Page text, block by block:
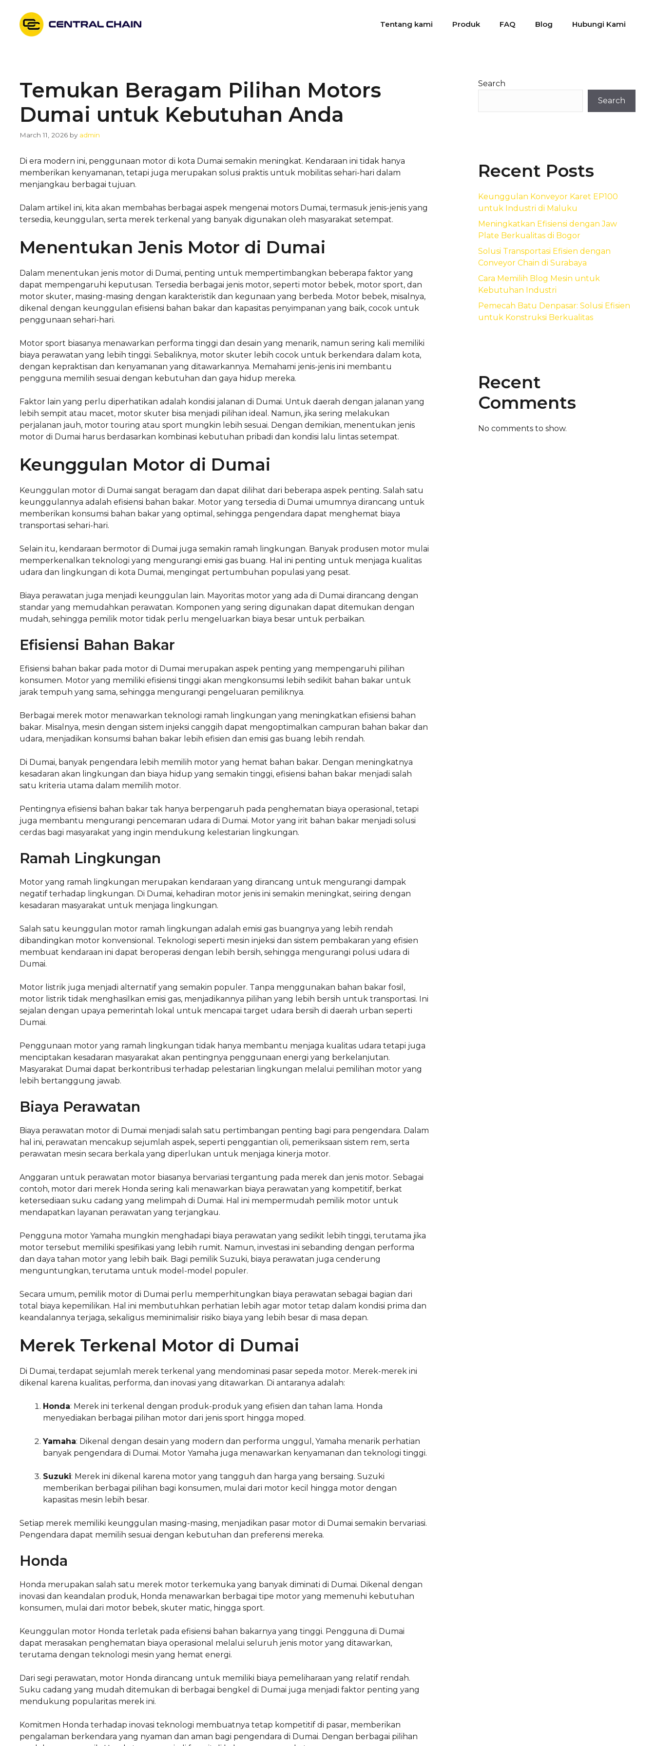
content
Tentang kami Produk FAQ Blog Hubungi Kami
Temukan Beragam Pilihan Motors
Dumai untuk Kebutuhan Anda
March 11, 2026 by admin
Di era modern ini, penggunaan motor di kota Dumai semakin meningkat. Kendaraan ini tidak hanya
memberikan kenyamanan, tetapi juga merupakan solusi praktis untuk mobilitas sehari-hari dalam
menjangkau berbagai tujuan.
Dalam artikel ini, kita akan membahas berbagai aspek mengenai motors Dumai, termasuk jenis-jenis yang
tersedia, keunggulan, serta merek terkenal yang banyak digunakan oleh masyarakat setempat.
Menentukan Jenis Motor di Dumai
Dalam menentukan jenis motor di Dumai, penting untuk mempertimbangkan beberapa faktor yang
dapat mempengaruhi keputusan. Tersedia berbagai jenis motor, seperti motor bebek, motor sport, dan
motor skuter, masing-masing dengan karakteristik dan kegunaan yang berbeda. Motor bebek, misalnya,
dikenal dengan keunggulan efisiensi bahan bakar dan kapasitas penyimpanan yang baik, cocok untuk
penggunaan sehari-hari.
Motor sport biasanya menawarkan performa tinggi dan desain yang menarik, namun sering kali memiliki
biaya perawatan yang lebih tinggi. Sebaliknya, motor skuter lebih cocok untuk berkendara dalam kota,
dengan kepraktisan dan kenyamanan yang ditawarkannya. Memahami jenis-jenis ini membantu
pengguna memilih sesuai dengan kebutuhan dan gaya hidup mereka.
Faktor lain yang perlu diperhatikan adalah kondisi jalanan di Dumai. Untuk daerah dengan jalanan yang
lebih sempit atau macet, motor skuter bisa menjadi pilihan ideal. Namun, jika sering melakukan
perjalanan jauh, motor touring atau sport mungkin lebih sesuai. Dengan demikian, menentukan jenis
motor di Dumai harus berdasarkan kombinasi kebutuhan pribadi dan kondisi lalu lintas setempat.
Keunggulan Motor di Dumai
Keunggulan motor di Dumai sangat beragam dan dapat dilihat dari beberapa aspek penting. Salah satu
keunggulannya adalah efisiensi bahan bakar. Motor yang tersedia di Dumai umumnya dirancang untuk
memberikan konsumsi bahan bakar yang optimal, sehingga pengendara dapat menghemat biaya
transportasi sehari-hari.
Selain itu, kendaraan bermotor di Dumai juga semakin ramah lingkungan. Banyak produsen motor mulai
memperkenalkan teknologi yang mengurangi emisi gas buang. Hal ini penting untuk menjaga kualitas
udara dan lingkungan di kota Dumai, mengingat pertumbuhan populasi yang pesat.
Biaya perawatan juga menjadi keunggulan lain. Mayoritas motor yang ada di Dumai dirancang dengan
standar yang memudahkan perawatan. Komponen yang sering digunakan dapat ditemukan dengan
mudah, sehingga pemilik motor tidak perlu mengeluarkan biaya besar untuk perbaikan.
Efisiensi Bahan Bakar
Efisiensi bahan bakar pada motor di Dumai merupakan aspek penting yang mempengaruhi pilihan
konsumen. Motor yang memiliki efisiensi tinggi akan mengkonsumsi lebih sedikit bahan bakar untuk
jarak tempuh yang sama, sehingga mengurangi pengeluaran pemiliknya.
Berbagai merek motor menawarkan teknologi ramah lingkungan yang meningkatkan efisiensi bahan
bakar. Misalnya, mesin dengan sistem injeksi canggih dapat mengoptimalkan campuran bahan bakar dan
udara, menjadikan konsumsi bahan bakar lebih efisien dan emisi gas buang lebih rendah.
Di Dumai, banyak pengendara lebih memilih motor yang hemat bahan bakar. Dengan meningkatnya
kesadaran akan lingkungan dan biaya hidup yang semakin tinggi, efisiensi bahan bakar menjadi salah
satu kriteria utama dalam memilih motor.
Pentingnya efisiensi bahan bakar tak hanya berpengaruh pada penghematan biaya operasional, tetapi
juga membantu mengurangi pencemaran udara di Dumai. Motor yang irit bahan bakar menjadi solusi
cerdas bagi masyarakat yang ingin mendukung kelestarian lingkungan.
Ramah Lingkungan
Motor yang ramah lingkungan merupakan kendaraan yang dirancang untuk mengurangi dampak
negatif terhadap lingkungan. Di Dumai, kehadiran motor jenis ini semakin meningkat, seiring dengan
kesadaran masyarakat untuk menjaga lingkungan.
Salah satu keunggulan motor ramah lingkungan adalah emisi gas buangnya yang lebih rendah
dibandingkan motor konvensional. Teknologi seperti mesin injeksi dan sistem pembakaran yang efisien
membuat kendaraan ini dapat beroperasi dengan lebih bersih, sehingga mengurangi polusi udara di
Dumai.
Motor listrik juga menjadi alternatif yang semakin populer. Tanpa menggunakan bahan bakar fosil,
motor listrik tidak menghasilkan emisi gas, menjadikannya pilihan yang lebih bersih untuk transportasi. Ini
sejalan dengan upaya pemerintah lokal untuk mencapai target udara bersih di daerah urban seperti
Dumai.
Penggunaan motor yang ramah lingkungan tidak hanya membantu menjaga kualitas udara tetapi juga
menciptakan kesadaran masyarakat akan pentingnya penggunaan energi yang berkelanjutan.
Masyarakat Dumai dapat berkontribusi terhadap pelestarian lingkungan melalui pemilihan motor yang
lebih bertanggung jawab.
Biaya Perawatan
Biaya perawatan motor di Dumai menjadi salah satu pertimbangan penting bagi para pengendara. Dalam
hal ini, perawatan mencakup sejumlah aspek, seperti penggantian oli, pemeriksaan sistem rem, serta
perawatan mesin secara berkala yang diperlukan untuk menjaga kinerja motor.
Anggaran untuk perawatan motor biasanya bervariasi tergantung pada merek dan jenis motor. Sebagai
contoh, motor dari merek Honda sering kali menawarkan biaya perawatan yang kompetitif, berkat
ketersediaan suku cadang yang melimpah di Dumai. Hal ini mempermudah pemilik motor untuk
mendapatkan layanan perawatan yang terjangkau.
Pengguna motor Yamaha mungkin menghadapi biaya perawatan yang sedikit lebih tinggi, terutama jika
motor tersebut memiliki spesifikasi yang lebih rumit. Namun, investasi ini sebanding dengan performa
dan daya tahan motor yang lebih baik. Bagi pemilik Suzuki, biaya perawatan juga cenderung
menguntungkan, terutama untuk model-model populer.
Secara umum, pemilik motor di Dumai perlu memperhitungkan biaya perawatan sebagai bagian dari
total biaya kepemilikan. Hal ini membutuhkan perhatian lebih agar motor tetap dalam kondisi prima dan
keandalannya terjaga, sekaligus meminimalisir risiko biaya yang lebih besar di masa depan.
Merek Terkenal Motor di Dumai
Di Dumai, terdapat sejumlah merek terkenal yang mendominasi pasar sepeda motor. Merek-merek ini
dikenal karena kualitas, performa, dan inovasi yang ditawarkan. Di antaranya adalah:
Honda: Merek ini terkenal dengan produk-produk yang efisien dan tahan lama. Honda
menyediakan berbagai pilihan motor dari jenis sport hingga moped.
Yamaha: Dikenal dengan desain yang modern dan performa unggul, Yamaha menarik perhatian
banyak pengendara di Dumai. Motor Yamaha juga menawarkan kenyamanan dan teknologi tinggi.
Suzuki: Merek ini dikenal karena motor yang tangguh dan harga yang bersaing. Suzuki
memberikan berbagai pilihan bagi konsumen, mulai dari motor kecil hingga motor dengan
kapasitas mesin lebih besar.
Setiap merek memiliki keunggulan masing-masing, menjadikan pasar motor di Dumai semakin bervariasi.
Pengendara dapat memilih sesuai dengan kebutuhan dan preferensi mereka.
Honda
Honda merupakan salah satu merek motor terkemuka yang banyak diminati di Dumai. Dikenal dengan
inovasi dan keandalan produk, Honda menawarkan berbagai tipe motor yang memenuhi kebutuhan
konsumen, mulai dari motor bebek, skuter matic, hingga sport.
Keunggulan motor Honda terletak pada efisiensi bahan bakarnya yang tinggi. Pengguna di Dumai
dapat merasakan penghematan biaya operasional melalui seluruh jenis motor yang ditawarkan,
terutama dengan teknologi mesin yang hemat energi.
Dari segi perawatan, motor Honda dirancang untuk memiliki biaya pemeliharaan yang relatif rendah.
Suku cadang yang mudah ditemukan di berbagai bengkel di Dumai juga menjadi faktor penting yang
mendukung popularitas merek ini.
Komitmen Honda terhadap inovasi teknologi membuatnya tetap kompetitif di pasar, memberikan
pengalaman berkendara yang nyaman dan aman bagi pengendara di Dumai. Dengan berbagai pilihan
Search
Search
Recent Posts
Keunggulan Konveyor Karet EP100
untuk Industri di Maluku
Meningkatkan Efisiensi dengan Jaw
Plate Berkualitas di Bogor
Solusi Transportasi Efisien dengan
Conveyor Chain di Surabaya
Cara Memilih Blog Mesin untuk
Kebutuhan Industri
Pemecah Batu Denpasar: Solusi Efisien
untuk Konstruksi Berkualitas
Recent
Comments
No comments to show.